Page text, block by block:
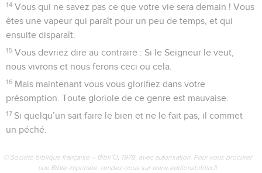
14 Vous qui ne savez pas ce que votre vie sera demain ! Vous
êtes une vapeur qui paraît pour un peu de temps, et qui
ensuite disparaît.
15 Vous devriez dire au contraire : Si le Seigneur le veut,
nous vivrons et nous ferons ceci ou cela.
16 Mais maintenant vous vous glorifiez dans votre
présomption. Toute gloriole de ce genre est mauvaise.
17 Si quelqu’un sait faire le bien et ne le fait pas, il commet
un péché.
© Société biblique française – Bibli’O, 1978, avec autorisation. Pour vous procurer
une Bible imprimée, rendez-vous sur www.editionsbiblio.fr